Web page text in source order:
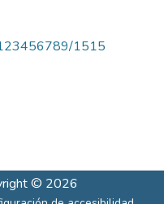
123456789/1515
© 2026